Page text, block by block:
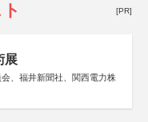
[PR]
展
、福井新聞社、関西電力株